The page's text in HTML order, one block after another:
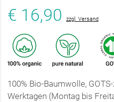
€ 16,90 zzgl. Versand
100% Bio-Baumwolle,
Werktagen (Montag bis